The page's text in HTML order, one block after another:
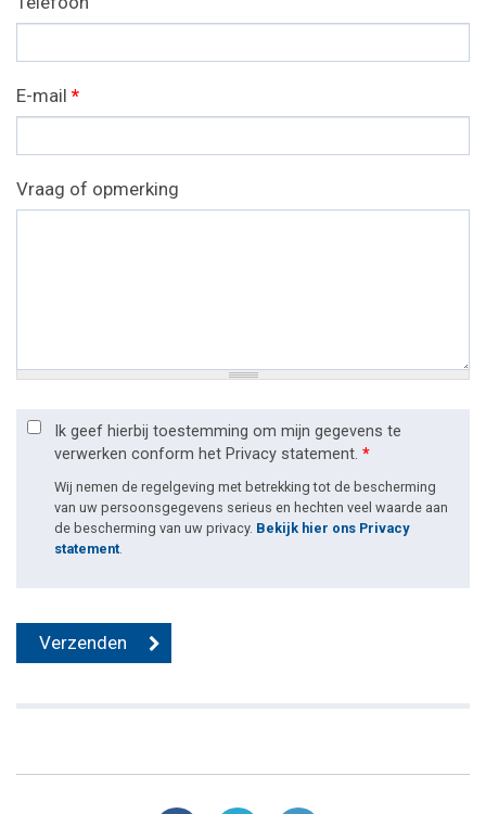
E-mail *
Vraag of opmerking
Ik geef hierbij toestemming om mijn gegevens te
verwerken conform het Privacy statement. *
Wij nemen de regelgeving met betrekking tot de bescherming
van uw persoonsgegevens serieus en hechten veel waarde aan
de bescherming van uw privacy. Bekijk hier ons Privacy
statement.